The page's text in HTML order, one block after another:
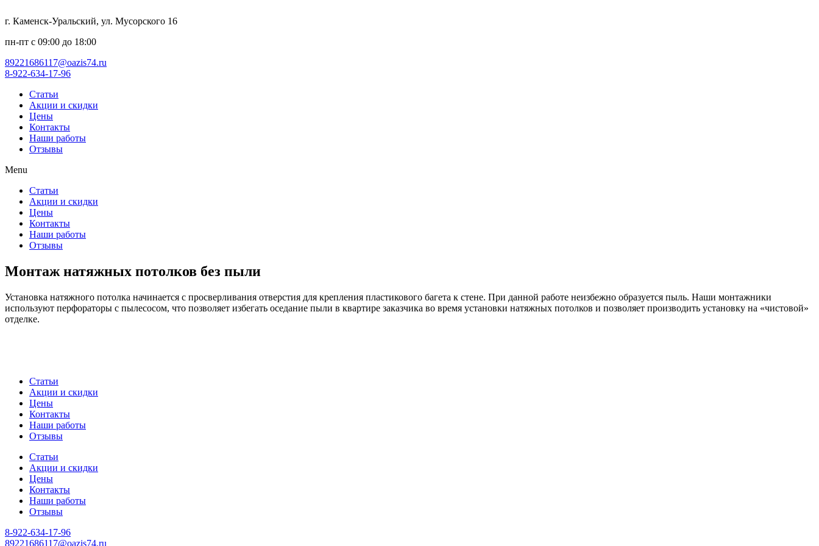
г. Каменск-Уральский, ул. Мусорского 16
пн-пт с 09:00 до 18:00
89221686117@oazis74.ru
8-922-634-17-96
Статьи
Акции и скидки
Цены
Контакты
Наши работы
Отзывы
Menu
Статьи
Акции и скидки
Цены
Контакты
Наши работы
Отзывы
Монтаж натяжных потолков без пыли
Установка натяжного потолка начинается с просверливания отверстия для крепления пластикового багета к стене. При данной работе неизбежно образуется пыль. Наши монтажники
используют перфораторы с пылесосом, что позволяет избегать оседание пыли в квартире заказчика во время установки натяжных потолков и позволяет производить установку на «чистовой»
отделке.
Статьи
Акции и скидки
Цены
Контакты
Наши работы
Отзывы
Статьи
Акции и скидки
Цены
Контакты
Наши работы
Отзывы
8-922-634-17-96
89221686117@oazis74.ru